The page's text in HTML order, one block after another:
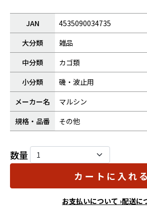
JAN
4535090034735
大分類
雑品
中分類
カゴ類
小分類
磯・波止用
メーカー名
マルシン
規格・品番
その他
数量
カートに入れる
お支払いについて ›配送に